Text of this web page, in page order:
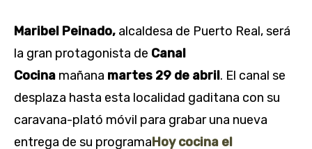
Maribel Peinado, alcaldesa de Puerto Real, será
la gran protagonista de Canal
Cocina mañana martes 29 de abril. El canal se
desplaza hasta esta localidad gaditana con su
caravana-plató móvil para grabar una nueva
entrega de su programaHoy cocina el